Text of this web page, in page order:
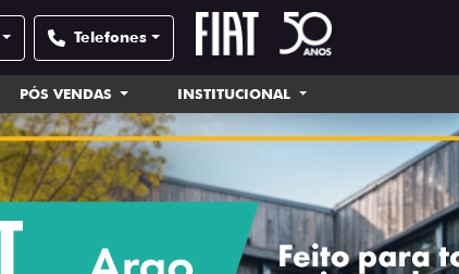
Telefones
PÓS VENDAS INSTITUCIONAL